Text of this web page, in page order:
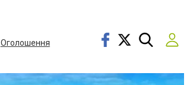
Оголошення